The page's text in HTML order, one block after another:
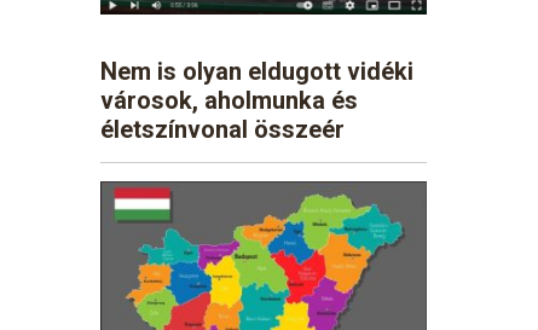
Nem is olyan eldugott vidéki
városok, aholmunka és
életszínvonal összeér